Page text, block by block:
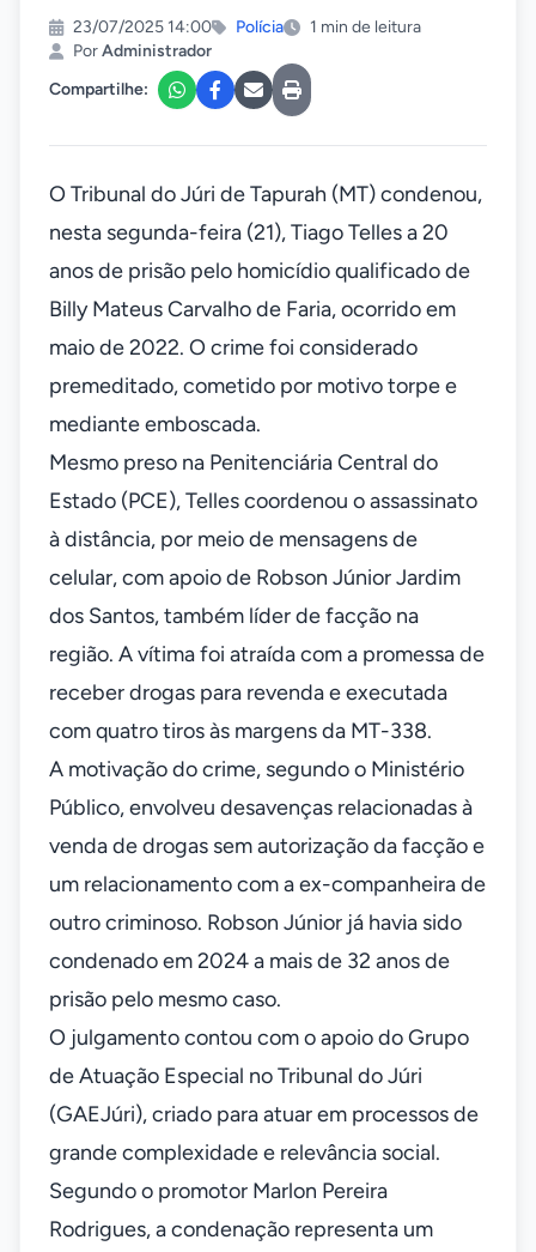
23/07/2025 14:00 Polícia
1 min de leitura
PorAdministrador
Compartilhe:
O Tribunal do Júri de Tapurah (MT) condenou,
nesta segunda-feira (21), Tiago Telles a 20
anos de prisão pelo homicídio qualificado de
Billy Mateus Carvalho de Faria, ocorrido em
maio de 2022. O crime foi considerado
premeditado, cometido por motivo torpe e
mediante emboscada.
Mesmo preso na Penitenciária Central do
Estado (PCE), Telles coordenou o assassinato
à distância, por meio de mensagens de
celular, com apoio de Robson Júnior Jardim
dos Santos, também líder de facção na
região. A vítima foi atraída com a promessa de
receber drogas para revenda e executada
com quatro tiros às margens da MT-338.
A motivação do crime, segundo o Ministério
Público, envolveu desavenças relacionadas à
venda de drogas sem autorização da facção e
um relacionamento com a ex-companheira de
outro criminoso. Robson Júnior já havia sido
condenado em 2024 a mais de 32 anos de
prisão pelo mesmo caso.
O julgamento contou com o apoio do Grupo
de Atuação Especial no Tribunal do Júri
(GAEJúri), criado para atuar em processos de
grande complexidade e relevância social.
Segundo o promotor Marlon Pereira
Rodrigues, a condenação representa um